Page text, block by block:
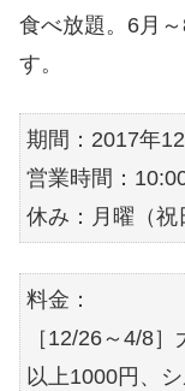
食べ放題。6月
す。
期間：2017年
営業時間：
休み：月曜（祝
料金：
［12/26～4/8
以上1000円、